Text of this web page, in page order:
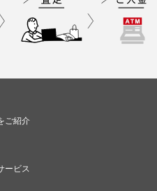
ご紹介
ービス